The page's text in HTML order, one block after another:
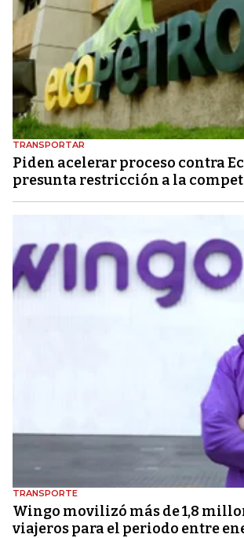
TRANSPORTAR
Piden acelerar proceso contra
presunta restricción a la
TRANSPORTE
Wingo movilizó más de 1,8
viajeros para el periodo entre